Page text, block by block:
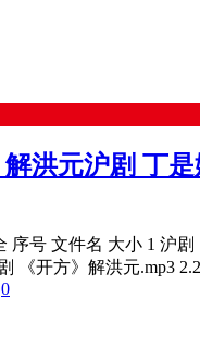
洪元沪剧 丁
序号 文件名 大小 1 沪剧
《开方》解洪元.mp3
0